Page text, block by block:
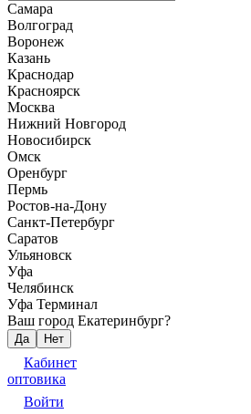
Самара
Волгоград
Воронеж
Казань
Краснодар
Красноярск
Москва
Нижний Новгород
Новосибирск
Омск
Оренбург
Пермь
Ростов-на-Дону
Санкт-Петербург
Саратов
Ульяновск
Уфа
Челябинск
Уфа Терминал
Ваш город Екатеринбург?
Да Нет
Кабинет
оптовика
Войти